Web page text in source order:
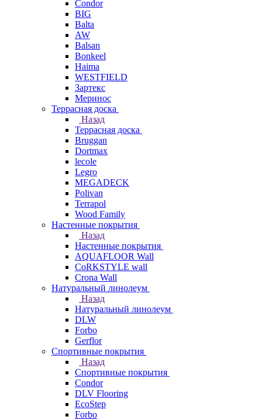
Condor
BIG
Balta
AW
Balsan
Bonkeel
Haima
WESTFIELD
Зартекс
Меринос
Террасная доска
Назад
Террасная доска
Bruggan
Dortmax
lecole
Legro
MEGADECK
Polivan
Terrapol
Wood Family
Настенные покрытия
Назад
Настенные покрытия
AQUAFLOOR Wall
CoRKSTYLE wall
Crona Wall
Натуральный линолеум
Назад
Натуральный линолеум
DLW
Forbo
Gerflor
Спортивные покрытия
Назад
Спортивные покрытия
Condor
DLV Flooring
EcoStep
Forbo